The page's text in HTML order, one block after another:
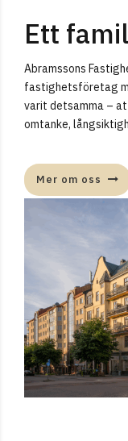
Ett
Abramssons
fastighetsföretag
varit detsamma –
omtanke,
Mer om oss